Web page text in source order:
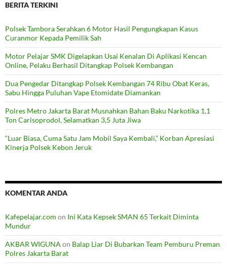
BERITA TERKINI
Polsek Tambora Serahkan 6 Motor Hasil Pengungkapan Kasus
Curanmor Kepada Pemilik Sah
Motor Pelajar SMK Digelapkan Usai Kenalan Di Aplikasi Kencan
Online, Pelaku Berhasil Ditangkap Polsek Kembangan
Dua Pengedar Ditangkap Polsek Kembangan 74 Ribu Obat Keras,
Sabu Hingga Puluhan Vape Etomidate Diamankan
Polres Metro Jakarta Barat Musnahkan Bahan Baku Narkotika 1,1
Ton Carisoprodol, Selamatkan 3,5 Juta Jiwa
“Luar Biasa, Cuma Satu Jam Mobil Saya Kembali,” Korban Apresiasi
Kinerja Polsek Kebon Jeruk
KOMENTAR ANDA
Kafepelajar.com on Ini Kata Kepsek SMAN 65 Terkait Diminta
Mundur
AKBAR WIGUNA on Balap Liar Di Bubarkan Team Pemburu Preman
Polres Jakarta Barat